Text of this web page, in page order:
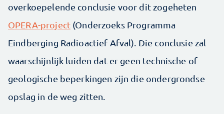
overkoepelende conclusie voor dit zogeheten
OPERA-project(Onderzoeks Programma
Eindberging Radioactief Afval). Die conclusie zal
waarschijnlijk luiden dat er geen technische of
geologische beperkingen zijn die ondergrondse
opslag in de weg zitten.